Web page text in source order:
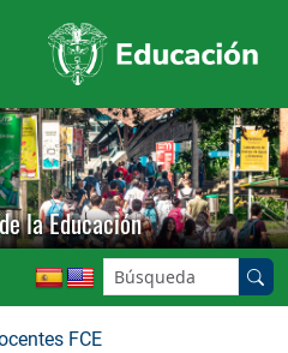
la Educación
Buscar en el sitio:
FCE